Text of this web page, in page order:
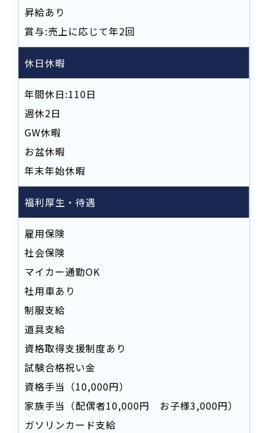
昇給あり
賞与:売上に応じて年2回
休日休暇
年間休日:110日
週休2日
GW休暇
お盆休暇
年末年始休暇
福利厚生・待遇
雇用保険
社会保険
マイカー通勤OK
社用車あり
制服支給
道具支給
資格取得支援制度あり
試験合格祝い金
資格手当（10,000円）
家族手当（配偶者10,000円 お子様3,000円）
ガソリンカード支給